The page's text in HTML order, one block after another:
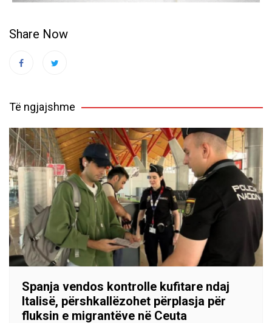
Share Now
Të ngjajshme
Spanja vendos kontrolle kufitare ndaj
Italisë, përshkallëzohet përplasja për
fluksin e migrantëve në Ceuta